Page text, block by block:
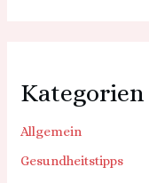
Kategorien
Allgemein
Gesundheitstipps